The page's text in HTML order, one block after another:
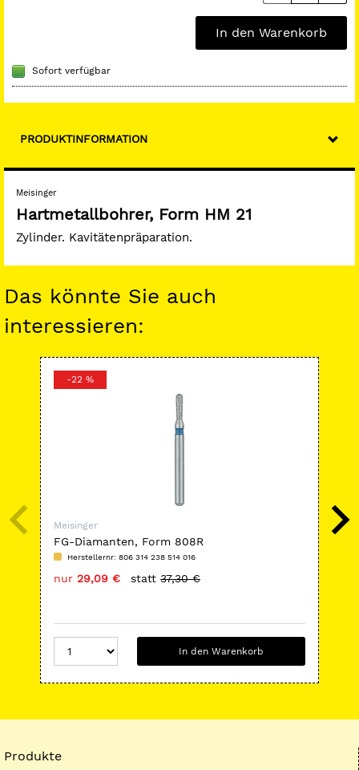
In den Warenkorb
Sofort verfügbar
PRODUKTINFORMATION
Meisinger
Hartmetallbohrer, Form HM 21
Zylinder. Kavitätenpräparation.
Das könnte Sie auch
interessieren:
-22 %
Meisinger
FG-Diamanten, Form 808R
Herstellernr: 806 314 238 514 016
nur 29,09 € statt 37,30 €
In den Warenkorb
Produkte